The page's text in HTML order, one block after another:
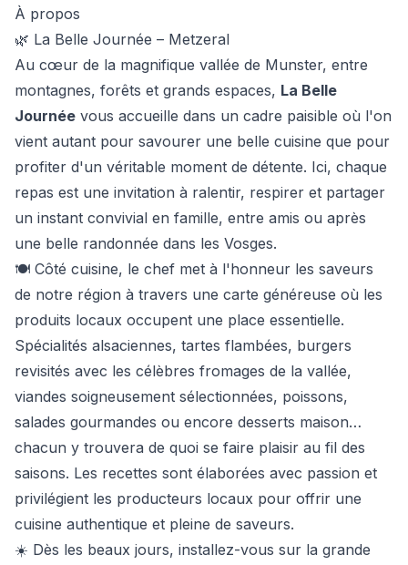
À propos
🌿 La Belle Journée – Metzeral
Au cœur de la magnifique vallée de Munster, entre
montagnes, forêts et grands espaces, La Belle
Journée vous accueille dans un cadre paisible où l'on
vient autant pour savourer une belle cuisine que pour
profiter d'un véritable moment de détente. Ici, chaque
repas est une invitation à ralentir, respirer et partager
un instant convivial en famille, entre amis ou après
une belle randonnée dans les Vosges.
🍽️ Côté cuisine, le chef met à l'honneur les saveurs
de notre région à travers une carte généreuse où les
produits locaux occupent une place essentielle.
Spécialités alsaciennes, tartes flambées, burgers
revisités avec les célèbres fromages de la vallée,
viandes soigneusement sélectionnées, poissons,
salades gourmandes ou encore desserts maison…
chacun y trouvera de quoi se faire plaisir au fil des
saisons. Les recettes sont élaborées avec passion et
privilégient les producteurs locaux pour offrir une
cuisine authentique et pleine de saveurs.
☀️ Dès les beaux jours, installez-vous sur la grande